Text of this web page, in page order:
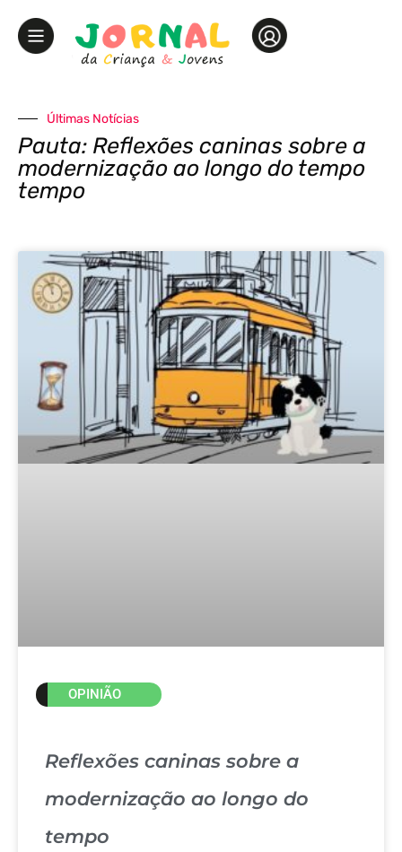
Últimas Notícias
Pauta: Reflexões caninas sobre a
modernização ao longo do tempo
tempo
OPINIÃO
Reflexões caninas sobre a
modernização ao longo do
tempo